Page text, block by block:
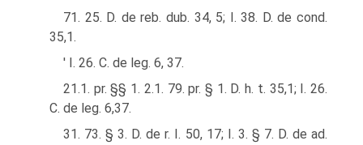
71. 25. D. de reb. dub. 34, 5; I. 38. D. de cond.
35,1.
' I. 26. С. de leg. 6, 37.
21.1. pr. §§ 1. 2.1. 79. pr. § 1. D. h. t. 35,1; I. 26.
C. de leg. 6,37.
31. 73. § 3. D. de r. I. 50, 17; I. 3. § 7. D. de ad.